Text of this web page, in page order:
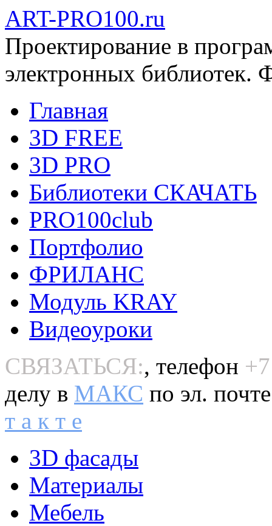
ART-PRO100.ru
Проектирование в
электронных библиотек.
Главная
3D FREE
3D PRO
Библиотеки СКАЧАТЬ
PRO100club
Портфолио
ФРИЛАНС
Модуль KRAY
Видеоуроки
СВЯЗАТЬСЯ:, телефон
делу в MAКС по эл.
т а к т е
3D фасады
Материалы
Мебель